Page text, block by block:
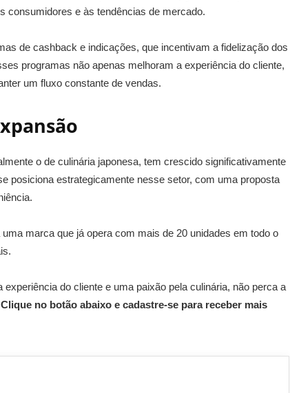
consumidores e às tendências de mercado.
de cashback e indicações, que incentivam a fidelização dos
programas não apenas melhoram a experiência do cliente,
um fluxo constante de vendas.
o de culinária japonesa, tem crescido significativamente
posiciona estrategicamente nesse setor, com uma proposta
marca que já opera com mais de 20 unidades em todo o
do cliente e uma paixão pela culinária, não perca a
Clique no botão abaixo e cadastre-se para receber mais